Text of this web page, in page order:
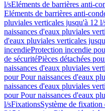
l/sEléments de barrières anti-
Eléments de barrières anti-
pluviales verticales jusqu'à 12 l/
naissances d'eaux pluviales
d'eaux pluviales verticales
incendieProtection incendie
de sécuritéPièces détachées
naissances d'eaux pluviales
pour Pour naissances d'eaux
naissances d'eaux pluviales
pour Pour naissances d'eaux
l/sFixationsSystème de fixation